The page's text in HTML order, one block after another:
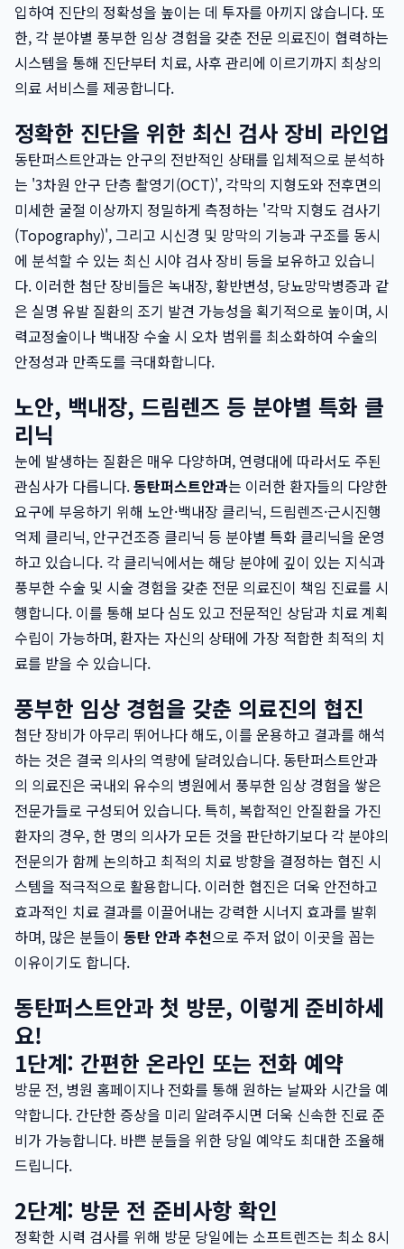
입하여 진단의 정확성을 높이는 데 투자를 아끼지 않습니다. 또
한, 각 분야별 풍부한 임상 경험을 갖춘 전문 의료진이 협력하는
시스템을 통해 진단부터 치료, 사후 관리에 이르기까지 최상의
의료 서비스를 제공합니다.
정확한 진단을 위한 최신 검사 장비 라인업
동탄퍼스트안과는 안구의 전반적인 상태를 입체적으로 분석하
는 '3차원 안구 단층 촬영기(OCT)', 각막의 지형도와 전후면의
미세한 굴절 이상까지 정밀하게 측정하는 '각막 지형도 검사기
(Topography)', 그리고 시신경 및 망막의 기능과 구조를 동시
에 분석할 수 있는 최신 시야 검사 장비 등을 보유하고 있습니
다. 이러한 첨단 장비들은 녹내장, 황반변성, 당뇨망막병증과 같
은 실명 유발 질환의 조기 발견 가능성을 획기적으로 높이며, 시
력교정술이나 백내장 수술 시 오차 범위를 최소화하여 수술의
안정성과 만족도를 극대화합니다.
노안, 백내장, 드림렌즈 등 분야별 특화 클
리닉
눈에 발생하는 질환은 매우 다양하며, 연령대에 따라서도 주된
관심사가 다릅니다.동탄퍼스트안과는 이러한 환자들의 다양한
요구에 부응하기 위해 노안·백내장 클리닉, 드림렌즈·근시진행
억제 클리닉, 안구건조증 클리닉 등 분야별 특화 클리닉을 운영
하고 있습니다. 각 클리닉에서는 해당 분야에 깊이 있는 지식과
풍부한 수술 및 시술 경험을 갖춘 전문 의료진이 책임 진료를 시
행합니다. 이를 통해 보다 심도 있고 전문적인 상담과 치료 계획
수립이 가능하며, 환자는 자신의 상태에 가장 적합한 최적의 치
료를 받을 수 있습니다.
풍부한 임상 경험을 갖춘 의료진의 협진
첨단 장비가 아무리 뛰어나다 해도, 이를 운용하고 결과를 해석
하는 것은 결국 의사의 역량에 달려있습니다. 동탄퍼스트안과
의 의료진은 국내외 유수의 병원에서 풍부한 임상 경험을 쌓은
전문가들로 구성되어 있습니다. 특히, 복합적인 안질환을 가진
환자의 경우, 한 명의 의사가 모든 것을 판단하기보다 각 분야의
전문의가 함께 논의하고 최적의 치료 방향을 결정하는 협진 시
스템을 적극적으로 활용합니다. 이러한 협진은 더욱 안전하고
효과적인 치료 결과를 이끌어내는 강력한 시너지 효과를 발휘
하며, 많은 분들이 동탄 안과 추천으로 주저 없이 이곳을 꼽는
이유이기도 합니다.
동탄퍼스트안과 첫 방문, 이렇게 준비하세
요!
1단계: 간편한 온라인 또는 전화 예약
방문 전, 병원 홈페이지나 전화를 통해 원하는 날짜와 시간을 예
약합니다. 간단한 증상을 미리 알려주시면 더욱 신속한 진료 준
비가 가능합니다. 바쁜 분들을 위한 당일 예약도 최대한 조율해
드립니다.
2단계: 방문 전 준비사항 확인
정확한 시력 검사를 위해 방문 당일에는 소프트렌즈는 최소 8시